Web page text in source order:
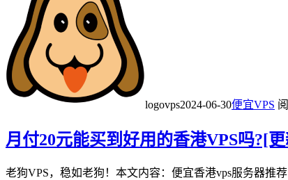
logovps2024-06-30便宜VPS
月付20元能买到好用的香港VPS吗?[
老狗VPS，稳如老狗！本文内容：便宜香港vps服务器推